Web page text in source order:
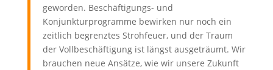
geworden. Beschäftigungs- und
Konjunkturprogramme bewirken nur noch ein
zeitlich begrenztes Strohfeuer, und der Traum
der Vollbeschäftigung ist längst ausgeträumt. Wir
brauchen neue Ansätze, wie wir unsere Zukunft